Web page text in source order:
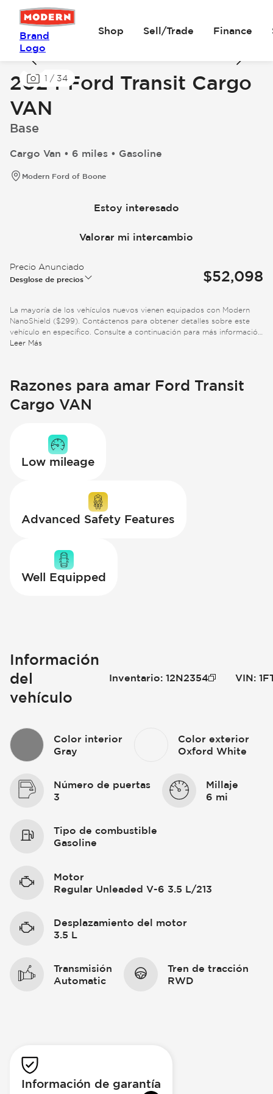
Brand
Logo
Shop Sell/Trade Finance
1 / 34
2024 Ford Transit Cargo
VAN
Base
Cargo Van • 6 miles • Gasoline
Modern Ford of Boone
Estoy interesado
Valorar mi intercambio
Precio Anunciado
Desglose de precios $52,098
La mayoría de los vehículos nuevos vienen equipados con Modern
NanoShield ($299). Contáctenos para obtener detalles sobre este
vehículo en específico. Consulte a continuación para más información
adicional.
Leer Más
Razones para amar Ford Transit
Cargo VAN
Low mileage
Advanced Safety Features
Well Equipped
Información
del
vehículo
Inventario: 12N2354 VIN:
Color interior
Gray
Color exterior
Oxford White
Número de puertas
3
Millaje
6 mi
Tipo de combustible
Gasoline
Motor
Regular Unleaded V-6 3.5 L/213
Desplazamiento del motor
3.5 L
Transmisión
Automatic
Tren de tracción
RWD
Información de garantía